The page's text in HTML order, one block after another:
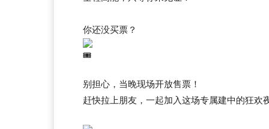
你还没买票？
别担心，当晚现场开放售票！
赶快拉上朋友，一起加入这场专属建中的狂欢